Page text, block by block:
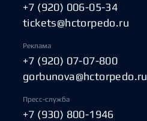
+7 (920) 006-05-34
tickets@hctorpedo.ru
Реклама
+7 (920) 07-07-800
gorbunova@hctorpedo.ru
Пресс-служба
+7 (930) 800-1946